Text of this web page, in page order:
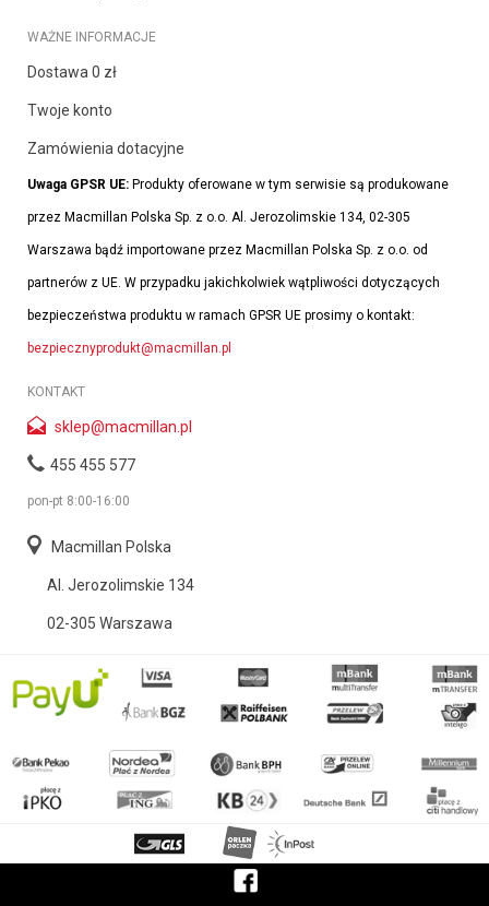
WAŻNE INFORMACJE
Dostawa 0 zł
Twoje konto
Zamówienia dotacyjne
Uwaga GPSR UE: Produkty oferowane w tym serwisie są produkowane
przez Macmillan Polska Sp. z o.o. Al. Jerozolimskie 134, 02-305
Warszawa bądź importowane przez Macmillan Polska Sp. z o.o. od
partnerów z UE. W przypadku jakichkolwiek wątpliwości dotyczących
bezpieczeństwa produktu w ramach GPSR UE prosimy o kontakt:
bezpiecznyprodukt@macmillan.pl
KONTAKT
sklep@macmillan.pl
455 455 577
pon-pt 8:00-16:00
Macmillan Polska
Al. Jerozolimskie 134
02-305 Warszawa